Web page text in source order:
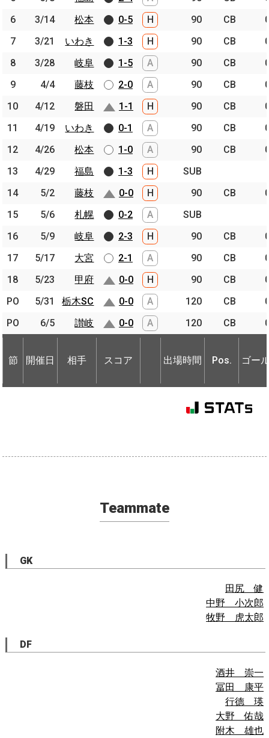
6
3/14 松本 0-5 H 90 CB
7
3/21 いわき 1-3 H 90 CB
8
3/28 岐阜 1-5 A 90 CB
9
4/4 藤枝 2-0 A 90 CB
10
4/12 磐田 1-1 H 90 CB
11
4/19 いわき 0-1 A 90 CB
12
4/26 松本 1-0 A 90 CB
13
4/29 福島 1-3 H
SUB
14
5/2 藤枝 0-0 H 90 CB
15
5/6 札幌 0-2 A
SUB
16
5/9 岐阜 2-3 H 90 CB
17
5/17 大宮 2-1 A 90 CB
18
5/23 甲府 0-0 H 90 CB
PO
5/31 栃木SC 0-0 A 120 CB
PO
6/5 讃岐 0-0 A 120 CB
節 開催日 相手 スコア 出場時間 Pos. ゴー
6
3/14
松本
7
3/21
いわき
8
3/28
岐阜
9
4/4
藤枝
10
4/12
磐田
11
4/19
いわき
12
4/26
松本
13
4/29
福島
14
5/2
藤枝
15
5/6
札幌
16
5/9
岐阜
17
5/17
大宮
18
5/23
甲府
PO
5/31
栃木SC
PO
6/5 讃岐
節 開催日 相手
Teammate
GK
田尻 健
中野 小次郎
牧野 虎太郎
DF
酒井 崇一
冨田 康平
行德 瑛
大野 佑哉
附木 雄也